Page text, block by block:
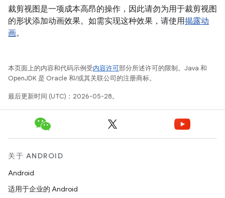
裁剪视图是一项成本高昂的操作，因此请勿为用于裁剪视图
的形状添加动画效果。如需实现这种效果，请使用揭露动
画。
本页面上的内容和代码示例受内容许可部分所述许可的限制。Java 和
OpenJDK 是 Oracle 和/或其关联公司的注册商标。
最后更新时间 (UTC)：2026-05-28。
关于 ANDROID
Android
适用于企业的 Android